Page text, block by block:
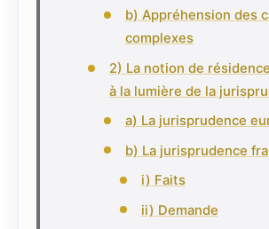
b) Appréhension des
complexes
2) La notion de
à la lumière de la
a) La jurisprudence
b) La jurisprudence
i) Faits
ii) Demande